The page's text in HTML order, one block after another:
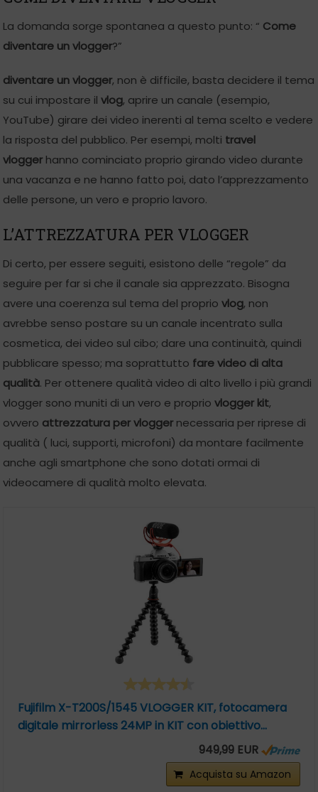
La domanda sorge spontanea a questo punto: “ Come
diventare un vlogger?”
diventare un vlogger, non è difficile, basta decidere il tema
su cui impostare ilvlog, aprire un canale (esempio,
YouTube) girare dei video inerenti al tema scelto e vedere
la risposta del pubblico. Per esempi, molti travel
vlogger hanno cominciato proprio girando video durante
una vacanza e ne hanno fatto poi, dato l’apprezzamento
delle persone, un vero e proprio lavoro.
L’ATTREZZATURA PER VLOGGER
Di certo, per essere seguiti, esistono delle “regole” da
seguire per far si che il canale sia apprezzato. Bisogna
avere una coerenza sul tema del propriovlog, non
avrebbe senso postare su un canale incentrato sulla
cosmetica, dei video sul cibo; dare una continuità, quindi
pubblicare spesso; ma soprattutto fare video di alta
qualità. Per ottenere qualità video di alto livello i più grandi
vlogger sono muniti di un vero e propriovlogger kit,
ovvero attrezzatura per vlogger necessaria per riprese di
qualità ( luci, supporti, microfoni) da montare facilmente
anche agli smartphone che sono dotati ormai di
videocamere di qualità molto elevata.
Fujifilm X-T200S/1545 VLOGGER KIT, fotocamera
digitale mirrorless 24MP in KIT con obiettivo...
949,99 EUR
Acquista su Amazon